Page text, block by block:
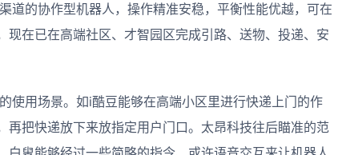
道的协作型机器人，操作精准安稳，平衡性能优越，可在
在已在高端社区、才智园区完成引路、送物、投递、安
使用场景。如i酷豆能够在高端小区里进行快递上门的作
把快递放下来放指定用户门口。太昂科技往后瞄准的范